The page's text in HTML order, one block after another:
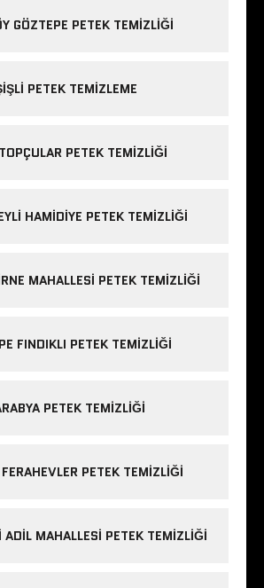
GÖZTEPE PETEK TEMIZLIĞI
PETEK TEMIZLEME
PETEK TEMIZLIĞI
HAMIDIYE PETEK TEMIZLIĞI
MAHALLESI PETEK TEMIZLIĞI
FINDIKLI PETEK TEMIZLIĞI
PETEK TEMIZLIĞI
PETEK TEMIZLIĞI
ADIL MAHALLESI PETEK TEMIZLIĞI